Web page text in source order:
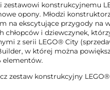
konstrukcyjnemu
opony. Młodzi
ekscytujące przygody na
i dziewczynek,
z serii LEGO® City
w której można
elementów.
zestaw konstrukcyjny